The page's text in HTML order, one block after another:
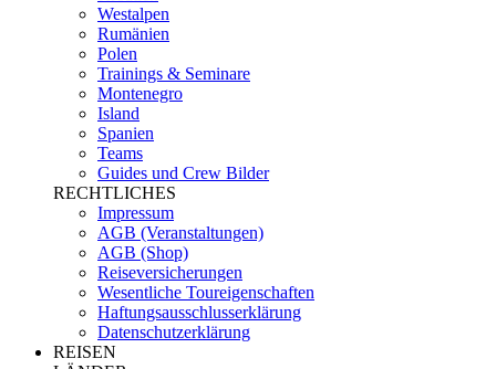
Westalpen
Rumänien
Polen
Trainings & Seminare
Montenegro
Island
Spanien
Teams
Guides und Crew Bilder
RECHTLICHES
Impressum
AGB (Veranstaltungen)
AGB (Shop)
Reiseversicherungen
Wesentliche Toureigenschaften
Haftungsausschlusserklärung
Datenschutzerklärung
REISEN